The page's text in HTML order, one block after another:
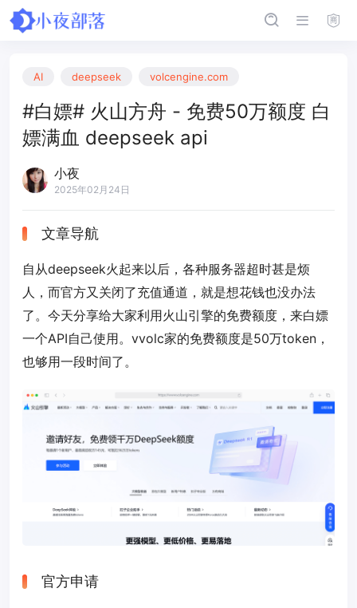
AI deepseek volcengine.com
#白嫖# 火山方舟 - 免费50万额度 白
嫖满血 deepseek api
小夜
2025年02月24日
文章导航
自从deepseek火起来以后，各种服务器超时甚是烦
人，而官方又关闭了充值通道，就是想花钱也没办法
了。今天分享给大家利用火山引擎的免费额度，来白嫖
一个API自己使用。vvolc家的免费额度是50万token，
也够用一段时间了。
官方申请